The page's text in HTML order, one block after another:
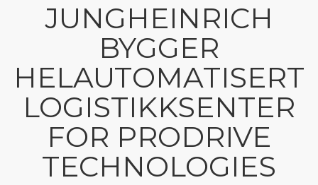
JUNGHEINRICH
BYGGER
HELAUTOMATISERT
LOGISTIKKSENTER
FOR PRODRIVE
TECHNOLOGIES